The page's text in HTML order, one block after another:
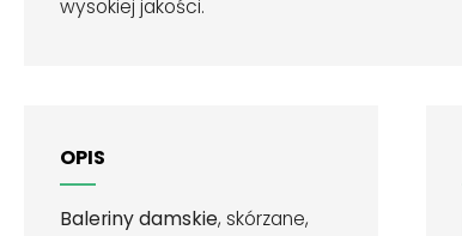
wysokiej jakości.
OPIS
Baleriny damskie, skórzane,